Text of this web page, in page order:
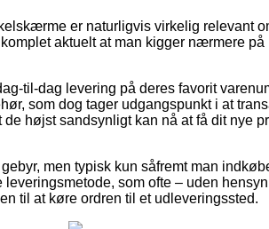
er naturligvis virkelig relevant
aktuelt at man kigger nærmere
til-dag levering på deres favorit
som dog tager udgangspunkt i at
højst sandsynligt kan nå at få dit nye
men typisk kun såfremt man
som ofte – uden
til at køre ordren til et udleveringssted.